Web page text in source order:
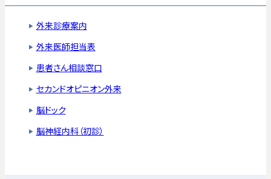
外来診療案内
外来医師担当表
患者さん相談窓口
セカンドオピニオン外来
脳ドック
脳神経内科（初診）